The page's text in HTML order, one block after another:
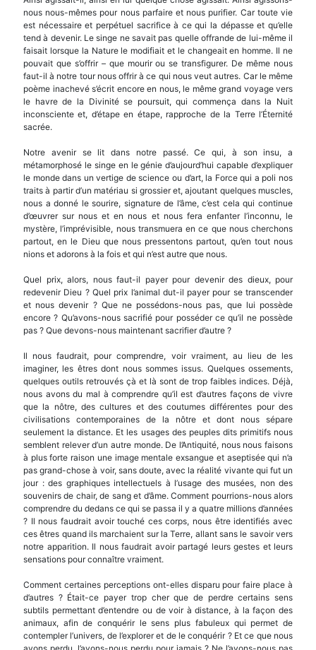
nous nous-mêmes pour nous parfaire et nous purifier. Car toute vie
est néces­saire et perpétuel sacrifice à ce qui la dépasse et qu’elle
tend à devenir. Le singe ne savait pas quelle offrande de lui-même il
faisait lorsque la Nature le modifiait et le changeait en homme. Il ne
pouvait que s’offrir – que mourir ou se transfigurer. De même nous
faut-il à notre tour nous offrir à ce qui nous veut autres. Car le même
poème inachevé s’écrit encore en nous, le même grand voyage vers
le havre de la Divinité se poursuit, qui commença dans la Nuit
inconsciente et, d’étape en étape, rap­proche de la Terre l’Éternité
sacrée.
Notre avenir se lit dans notre passé. Ce qui, à son insu, a
métamorphosé le singe en le génie d’aujourd’hui capable d’expliquer
le monde dans un vertige de science ou d’art, la Force qui a poli nos
traits à partir d’un matériau si grossier et, ajoutant quelques muscles,
nous a donné le sourire, signa­ture de l’âme, c’est cela qui continue
d’œuvrer sur nous et en nous et nous fera enfanter l’inconnu, le
mystère, l’imprévisible, nous transmuera en ce que nous cherchons
partout, en le Dieu que nous pres­sentons partout, qu’en tout nous
nions et adorons à la fois et qui n’est autre que nous.
Quel prix, alors, nous faut-il payer pour devenir des dieux, pour
redevenir Dieu ? Quel prix l’animal dut-il payer pour se transcender
et nous devenir ? Que ne possédons-nous pas, que lui possède
encore ? Qu’avons-nous sacrifié pour posséder ce qu’il ne possède
pas ? Que devons-nous maintenant sacrifier d’autre ?
Il nous faudrait, pour comprendre, voir vrai­ment, au lieu de les
imaginer, les êtres dont nous sommes issus. Quelques ossements,
quelques outils retrouvés çà et là sont de trop faibles indices. Déjà,
nous avons du mal à comprendre qu’il est d’autres façons de vivre
que la nôtre, des cultures et des coutumes différentes pour des
civilisations contem­poraines de la nôtre et dont nous sépare
seulement la distance. Et les usages des peuples dits primitifs nous
semblent relever d’un autre monde. De l’Antiquité, nous nous faisons
à plus forte raison une image mentale exsangue et aseptisée qui n’a
pas grand-chose à voir, sans doute, avec la réalité vivante qui fut un
jour : des graphiques intellectuels à l’usage des musées, non des
souvenirs de chair, de sang et d’âme. Comment pourrions-nous alors
comprendre du de­dans ce qui se passa il y a quatre millions d’années
? Il nous faudrait avoir touché ces corps, nous être identifiés avec
ces êtres quand ils marchaient sur la Terre, allant sans le savoir vers
notre apparition. Il nous faudrait avoir partagé leurs gestes et leurs
sen­sations pour connaître vraiment.
Comment certaines perceptions ont-elles dis­paru pour faire place à
d’autres ? Était-ce payer trop cher que de perdre certains sens
subtils permettant d’entendre ou de voir à distance, à la façon des
ani­maux, afin de conquérir le sens plus fabuleux qui permet de
contempler l’univers, de l’explorer et de le conquérir ? Et ce que nous